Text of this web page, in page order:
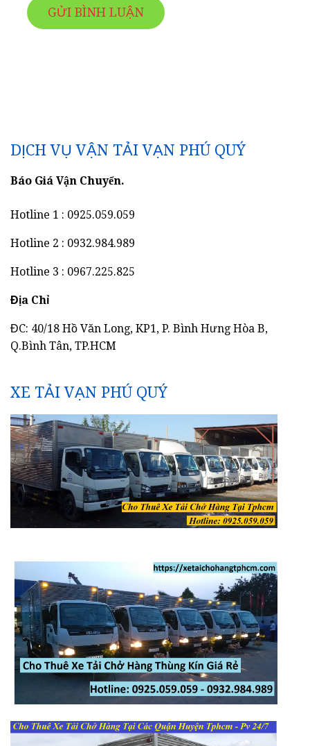
DỊCH VỤ VẬN TẢI VẠN PHÚ QUÝ
Báo Giá Vận Chuyển.
Hotline 1 : 0925.059.059
Hotline 2 : 0932.984.989
Hotline 3 : 0967.225.825
Địa Chỉ
ĐC: 40/18 Hồ Văn Long, KP1, P. Bình Hưng Hòa B,
Q.Bình Tân, TP.HCM
XE TẢI VẠN PHÚ QUÝ